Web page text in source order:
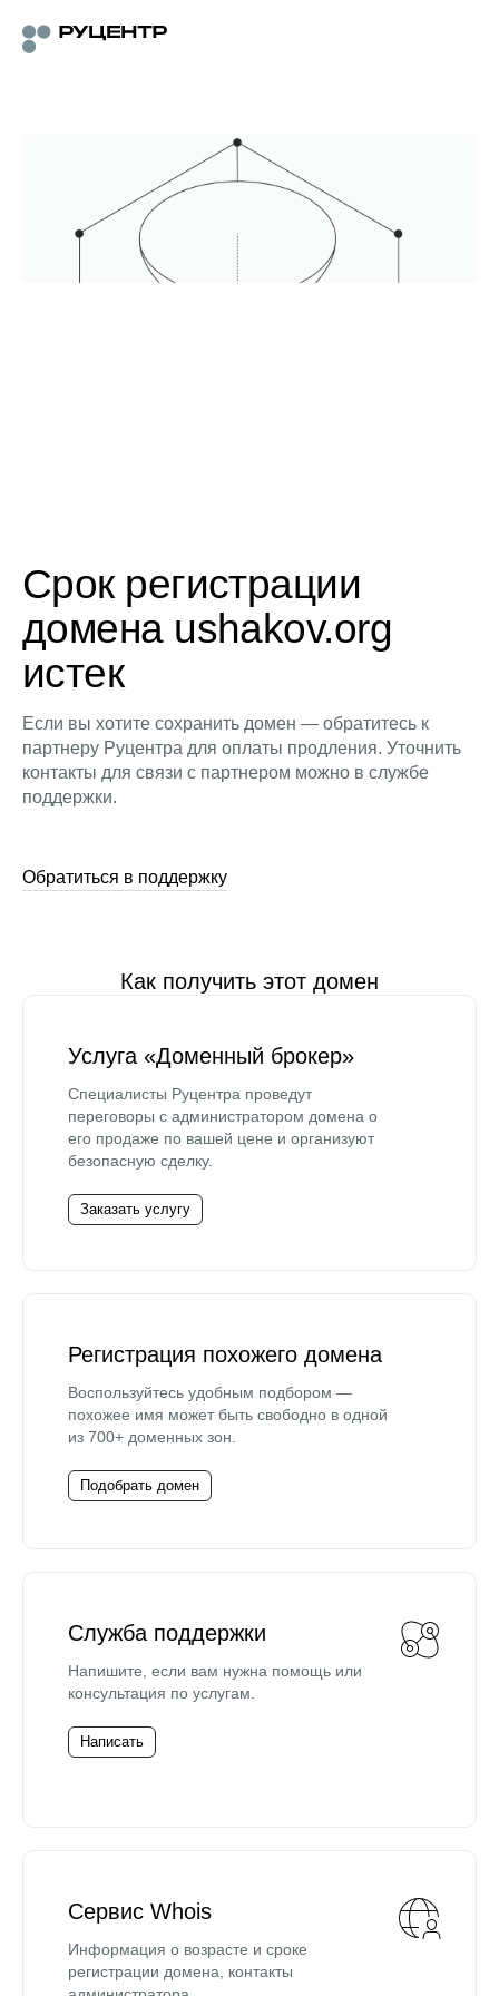
Срок регистрации
домена ushakov.org
истек
Если вы хотите сохранить домен — обратитесь к
партнеру Руцентра для оплаты продления. Уточнить
контакты для связи с партнером можно в службе
поддержки.
Обратиться в поддержку
Как получить этот домен
Услуга «Доменный брокер»
Специалисты Руцентра проведут
переговоры с администратором домена о
его продаже по вашей цене и организуют
безопасную сделку.
Заказать услугу
Регистрация похожего домена
Воспользуйтесь удобным подбором —
похожее имя может быть свободно в одной
из 700+ доменных зон.
Подобрать домен
Служба поддержки
Напишите, если вам нужна помощь или
консультация по услугам.
Написать
Сервис Whois
Информация о возрасте и сроке
регистрации домена, контакты